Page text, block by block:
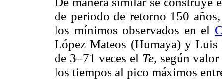
de periodo de retorno 150
los mínimos observados en el
López Mateos (Humaya) y
de 3–71 veces el Te, según
los tiempos al pico máximos